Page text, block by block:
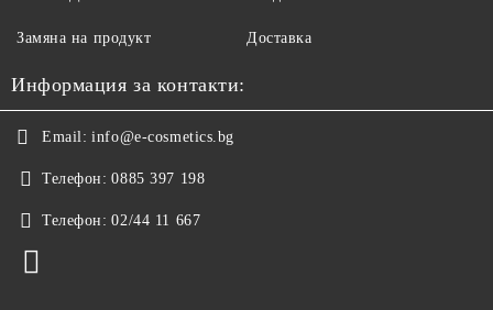
Замяна на продукт Доставка
Информация за контакти:
Email: info@e-cosmetics.bg
Телефон: 0885 397 198
Телефон: 02/44 11 667